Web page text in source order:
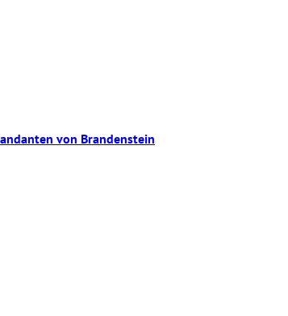
von Brandenstein